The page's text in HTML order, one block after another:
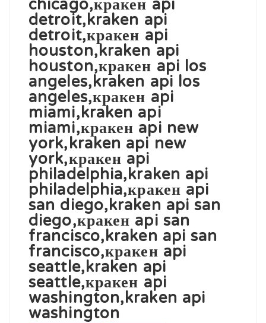
chicago,кракен api
detroit,kraken api
detroit,кракен api
houston,kraken api
houston,кракен api los
angeles,kraken api los
angeles,кракен api
miami,kraken api
miami,кракен api new
york,kraken api new
york,кракен api
philadelphia,kraken api
philadelphia,кракен api
san diego,kraken api san
diego,кракен api san
francisco,kraken api san
francisco,кракен api
seattle,kraken api
seattle,кракен api
washington,kraken api
washington